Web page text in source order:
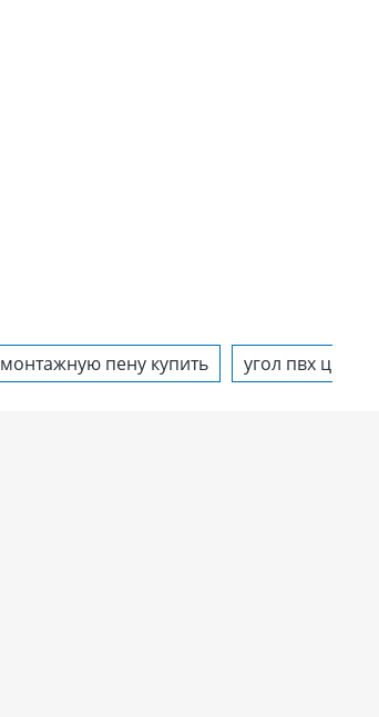
монтажную пену купить угол пвх цена